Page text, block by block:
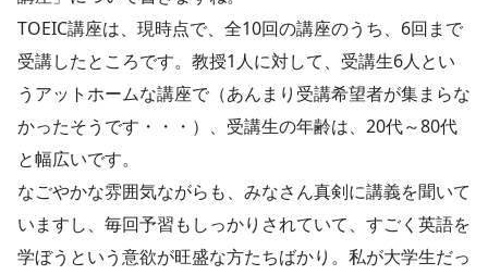
TOEIC講座は、現時点で、全10回の講座のうち、6回まで
受講したところです。教授1人に対して、受講生6人とい
うアットホームな講座で（あんまり受講希望者が集まらな
かったそうです・・・）、受講生の年齢は、20代～80代
と幅広いです。
なごやかな雰囲気ながらも、みなさん真剣に講義を聞いて
いますし、毎回予習もしっかりされていて、すごく英語を
学ぼうという意欲が旺盛な方たちばかり。私が大学生だっ